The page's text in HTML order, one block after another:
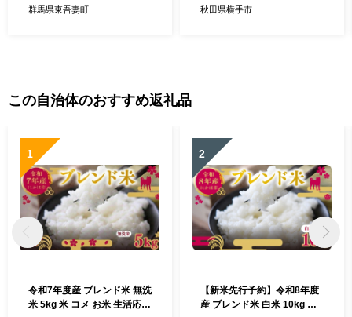
名水 天然水
群馬県東吾妻町 秋田県横手市
この自治体のおすすめ返礼品
1
令和7年度産 ブレンド米 無洗
米 5kg 米 コメ お米 生活応援
2
【新米先行予約】令和8年度
産 ブレンド米 白米 10kg 精